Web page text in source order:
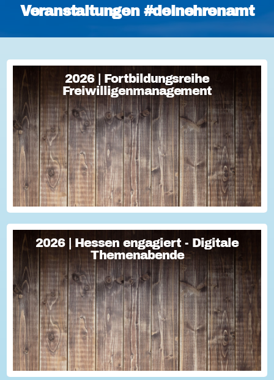
Veranstaltungen #deinehrenamt
2026 | Fortbildungsreihe
Freiwilligenmanagement
2026 | Fortbildungsreihe
Freiwilligenmanagement
Freiwilligenmanagement Kompakt Strategisches
Freiwilligenmanagement und praktische Umsetzung Im Fokus
Teil 1 Für Engagement begeistern: Freiwillige gewinnen Im
Fokus Teil 2 Eine Frage der H...
2026 | Hessen engagiert - Digitale
Themenabende
2026 | Hessen engagiert - Digitale
Themenabende
Sie haben Fragen zum Thema "Versicherung im Ehrenamt"?
Oder wollten schon immer mal lernen, wie man Engagement-
Geschichten für die Öffentlichkeitsarbeit des Vereins
nutzen kann? Dann haben wir da was!...